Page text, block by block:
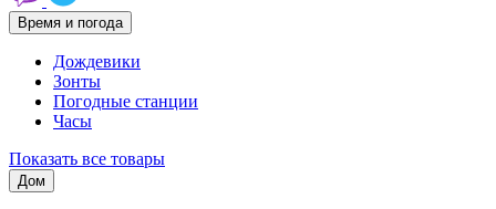
Время и погода
Дождевики
Зонты
Погодные станции
Часы
Показать все товары
Дом